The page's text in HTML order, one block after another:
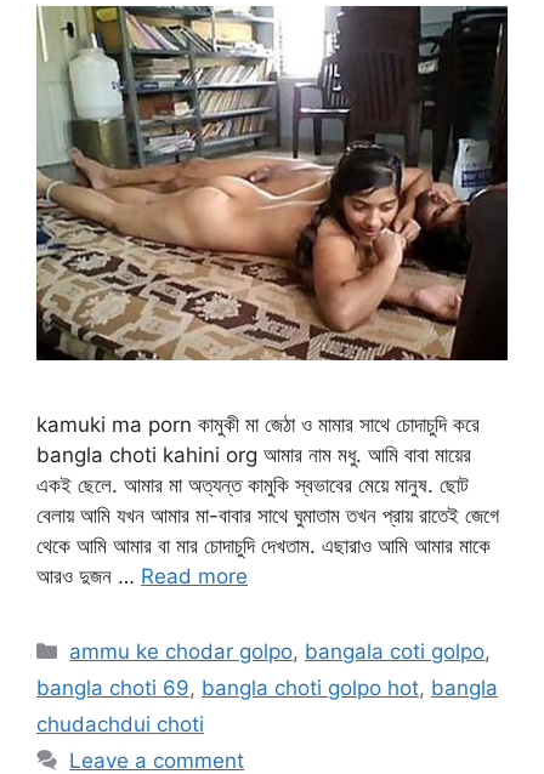
kamuki ma porn কামুকী মা জেঠা ও মামার সাথে চোদাচুদি করে
bangla choti kahini org আমার নাম মধু. আমি বাবা মায়ের
একই ছেলে. আমার মা অত্যন্ত কামুকি স্বভাবের মেয়ে মানুষ. ছোট
বেলায় আমি যখন আমার মা-বাবার সাথে ঘুমাতাম তখন প্রায় রাতেই জেগে
থেকে আমি আমার বা মার চোদাচুদি দেখতাম. এছারাও আমি আমার মাকে
আরও দুজন … Read more
Categories
ammu ke chodar golpo, bangala coti golpo,
bangla choti 69, bangla choti golpo hot, bangla
chudachdui choti
Leave a comment